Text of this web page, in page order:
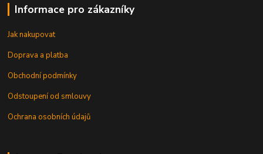
Informace pro zákazníky
Jak nakupovat
Doprava a platba
Obchodní podmínky
Odstoupení od smlouvy
Ochrana osobních údajů